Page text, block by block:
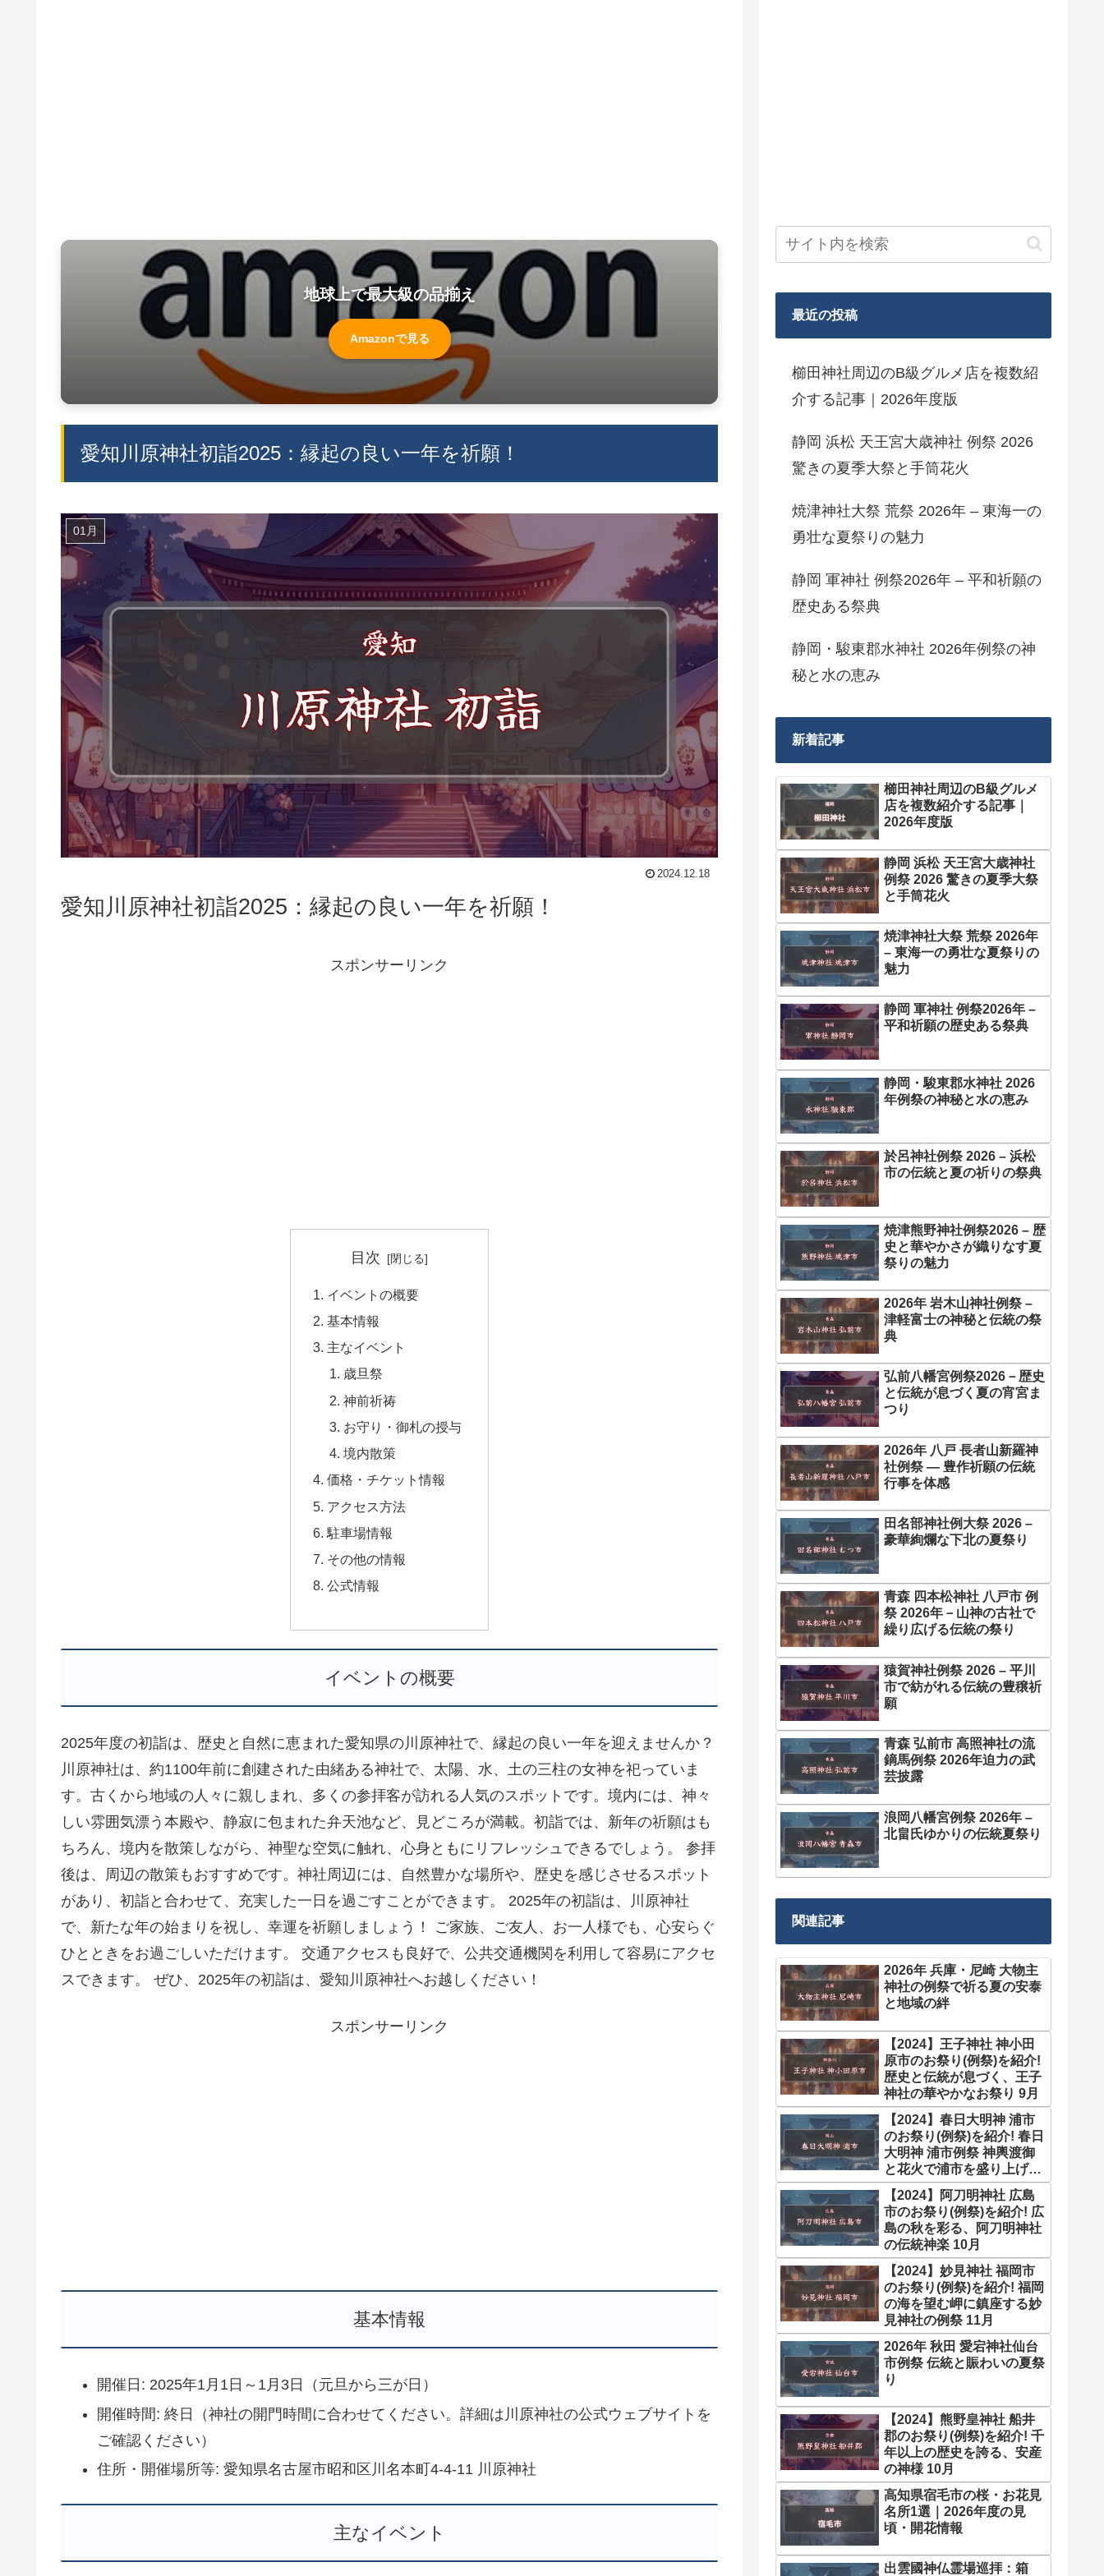
地球上で最大級の品揃え
Amazonで見る
愛知川原神社初詣2025：縁起の良い一年を祈願！
01月
2024.12.18
愛知川原神社初詣2025：縁起の良い一年を祈願！
スポンサーリンク
目次
イベントの概要
基本情報
主なイベント
歳旦祭
神前祈祷
お守り・御札の授与
境内散策
価格・チケット情報
アクセス方法
駐車場情報
その他の情報
公式情報
イベントの概要
2025年度の初詣は、歴史と自然に恵まれた愛知県の川原神社で、縁起の良い一年を迎えませんか？
川原神社は、約1100年前に創建された由緒ある神社で、太陽、水、土の三柱の女神を祀っていま
す。古くから地域の人々に親しまれ、多くの参拝客が訪れる人気のスポットです。境内には、神々
しい雰囲気漂う本殿や、静寂に包まれた弁天池など、見どころが満載。初詣では、新年の祈願はも
ちろん、境内を散策しながら、神聖な空気に触れ、心身ともにリフレッシュできるでしょう。 参拝
後は、周辺の散策もおすすめです。神社周辺には、自然豊かな場所や、歴史を感じさせるスポット
があり、初詣と合わせて、充実した一日を過ごすことができます。 2025年の初詣は、川原神社
で、新たな年の始まりを祝し、幸運を祈願しましょう！ ご家族、ご友人、お一人様でも、心安らぐ
ひとときをお過ごしいただけます。 交通アクセスも良好で、公共交通機関を利用して容易にアクセ
スできます。 ぜひ、2025年の初詣は、愛知川原神社へお越しください！
スポンサーリンク
基本情報
開催日: 2025年1月1日～1月3日（元旦から三が日）
開催時間: 終日（神社の開門時間に合わせてください。詳細は川原神社の公式ウェブサイトを
ご確認ください）
住所・開催場所等: 愛知県名古屋市昭和区川名本町4-4-11 川原神社
主なイベント
最近の投稿
櫛田神社周辺のB級グルメ店を複数紹
介する記事｜2026年度版
静岡 浜松 天王宮大歳神社 例祭 2026
驚きの夏季大祭と手筒花火
焼津神社大祭 荒祭 2026年 – 東海一の
勇壮な夏祭りの魅力
静岡 軍神社 例祭2026年 – 平和祈願の
歴史ある祭典
静岡・駿東郡水神社 2026年例祭の神
秘と水の恵み
新着記事
櫛田神社周辺のB級グルメ
店を複数紹介する記事｜
2026年度版
静岡 浜松 天王宮大歳神社
例祭 2026 驚きの夏季大祭
と手筒花火
焼津神社大祭 荒祭 2026年
– 東海一の勇壮な夏祭りの
魅力
静岡 軍神社 例祭2026年 –
平和祈願の歴史ある祭典
静岡・駿東郡水神社 2026
年例祭の神秘と水の恵み
於呂神社例祭 2026 – 浜松
市の伝統と夏の祈りの祭典
焼津熊野神社例祭2026 – 歴
史と華やかさが織りなす夏
祭りの魅力
2026年 岩木山神社例祭 –
津軽富士の神秘と伝統の祭
典
弘前八幡宮例祭2026－歴史
と伝統が息づく夏の宵宮ま
つり
2026年 八戸 長者山新羅神
社例祭 ― 豊作祈願の伝統
行事を体感
田名部神社例大祭 2026 –
豪華絢爛な下北の夏祭り
青森 四本松神社 八戸市 例
祭 2026年－山神の古社で
繰り広げる伝統の祭り
猿賀神社例祭 2026 – 平川
市で紡がれる伝統の豊穣祈
願
青森 弘前市 高照神社の流
鏑馬例祭 2026年迫力の武
芸披露
浪岡八幡宮例祭 2026年 –
北畠氏ゆかりの伝統夏祭り
関連記事
2026年 兵庫・尼崎 大物主
神社の例祭で祈る夏の安泰
と地域の絆
【2024】王子神社 神小田
原市のお祭り(例祭)を紹介!
歴史と伝統が息づく、王子
神社の華やかなお祭り 9月
【2024】春日大明神 浦市
のお祭り(例祭)を紹介! 春日
大明神 浦市例祭 神輿渡御
と花火で浦市を盛り上げる
10月
【2024】阿刀明神社 広島
市のお祭り(例祭)を紹介! 広
島の秋を彩る、阿刀明神社
の伝統神楽 10月
【2024】妙見神社 福岡市
のお祭り(例祭)を紹介! 福岡
の海を望む岬に鎮座する妙
見神社の例祭 11月
2026年 秋田 愛宕神社仙台
市例祭 伝統と賑わいの夏祭
り
【2024】熊野皇神社 船井
郡のお祭り(例祭)を紹介! 千
年以上の歴史を誇る、安産
の神様 10月
高知県宿毛市の桜・お花見
名所1選｜2026年度の見
頃・開花情報
出雲國神仏霊場巡拝：箱